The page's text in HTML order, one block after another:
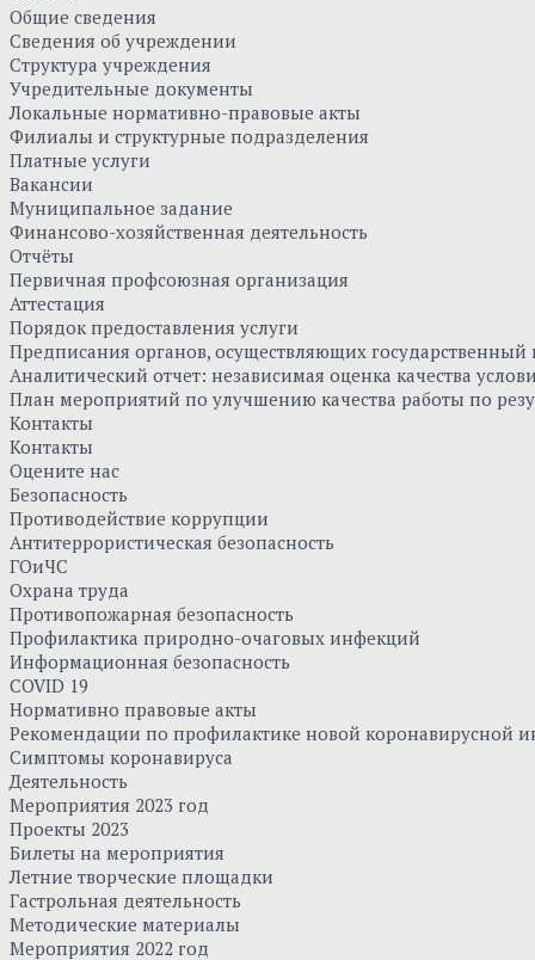
Общие сведения
Сведения об учреждении
Структура учреждения
Учредительные документы
Локальные нормативно-правовые акты
Филиалы и структурные подразделения
Платные услуги
Вакансии
Муниципальное задание
Финансово-хозяйственная деятельность
Отчёты
Первичная профсоюзная организация
Аттестация
Порядок предоставления услуги
Предписания органов, осуществляющих
Аналитический отчет: независимая оценка качества
План мероприятий по улучшению качества работы по
Контакты
Контакты
Оцените нас
Безопасность
Противодействие коррупции
Антитеррористическая безопасность
ГОиЧС
Охрана труда
Противопожарная безопасность
Профилактика природно-очаговых инфекций
Информационная безопасность
COVID 19
Нормативно правовые акты
Рекомендации по профилактике новой коронавирусной
Симптомы коронавируса
Деятельность
Мероприятия 2023 год
Проекты 2023
Билеты на мероприятия
Летние творческие площадки
Гастрольная деятельность
Методические материалы
Мероприятия 2022 год